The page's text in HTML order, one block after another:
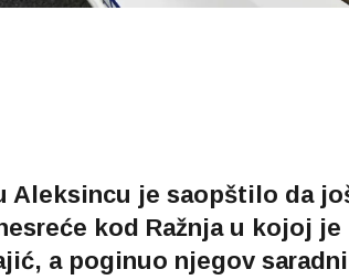
Aleksincu je saopštilo da
kod Ražnja u kojoj je
a poginuo njegov